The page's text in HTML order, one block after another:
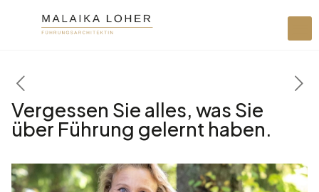
Vergessen Sie alles, was Sie
über Führung gelernt haben.